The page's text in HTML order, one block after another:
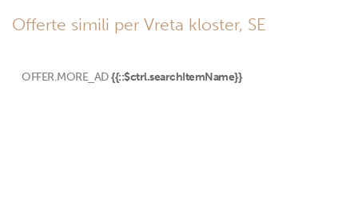
Offerte simili per Vreta kloster, SE
OFFER.MORE_AD {{::$ctrl.searchItemName}}